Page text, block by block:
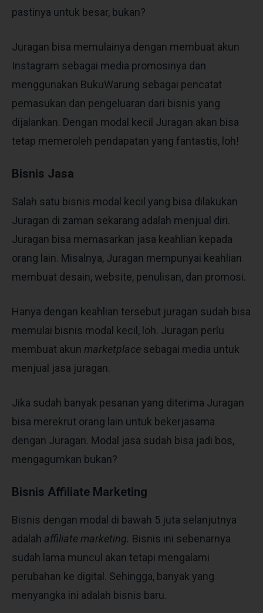
pastinya untuk besar, bukan?
Juragan bisa memulainya dengan membuat akun
Instagram sebagai media promosinya dan
menggunakan BukuWarung sebagai pencatat
pemasukan dan pengeluaran dari bisnis yang
dijalankan. Dengan modal kecil Juragan akan bisa
tetap memeroleh pendapatan yang fantastis, loh!
Bisnis Jasa
Salah satu bisnis modal kecil yang bisa dilakukan
Juragan di zaman sekarang adalah menjual diri.
Juragan bisa memasarkan jasa keahlian kepada
orang lain. Misalnya, Juragan mempunyai keahlian
membuat desain, website, penulisan, dan promosi.
Hanya dengan keahlian tersebut juragan sudah bisa
memulai bisnis modal kecil, loh. Juragan perlu
membuat akun marketplace sebagai media untuk
menjual jasa juragan.
Jika sudah banyak pesanan yang diterima Juragan
bisa merekrut orang lain untuk bekerjasama
dengan Juragan. Modal jasa sudah bisa jadi bos,
mengagumkan bukan?
Bisnis Affiliate Marketing
Bisnis dengan modal di bawah 5 juta selanjutnya
adalah affiliate marketing. Bisnis ini sebenarnya
sudah lama muncul akan tetapi mengalami
perubahan ke digital. Sehingga, banyak yang
menyangka ini adalah bisnis baru.